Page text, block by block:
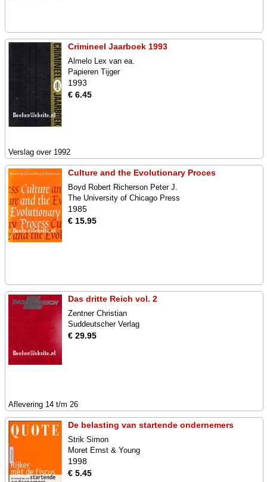
Crimineel Jaarboek 1993
Almelo Lex van ea.
Papieren Tijger
1993
€ 6.45
Verslag over 1992
Culture and the Evolutionary Proces
Boyd Robert Richerson Peter J.
The University of Chicago Press
1985
€ 15.95
Das dritte Reich vol. 2
Zentner Christian
Suddeutscher Verlag
€ 29.95
Aflevering 14 t/m 26
De belasting van startende ondernemers
Strik Simon
Moret Ernst & Young
1998
€ 5.45